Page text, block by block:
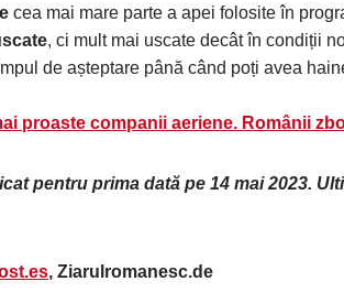
cea mai mare parte a apei folosite în
, ci mult mai uscate decât în condiții
de așteptare până când poți avea
proaste companii aeriene. Românii
pentru prima dată pe 14 mai 2023.
, Ziarulromanesc.de